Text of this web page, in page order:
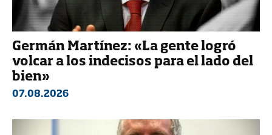
Germán Martínez: «La gente logró
volcar a los indecisos para el lado del
bien»
07.08.2026